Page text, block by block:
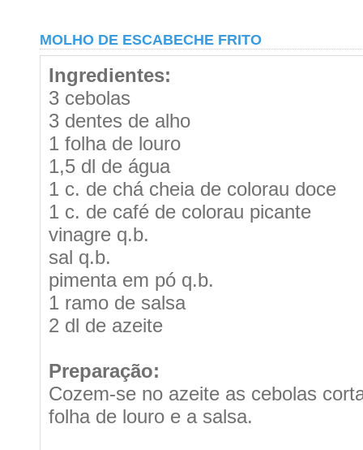
MOLHO DE ESCABECHE FRITO
Ingredientes:
3 cebolas
3 dentes de alho
1 folha de louro
1,5 dl de água
1 c. de chá cheia de colorau doce
1 c. de café de colorau picante
vinagre q.b.
sal q.b.
pimenta em pó q.b.
1 ramo de salsa
2 dl de azeite
Preparação:
Cozem-se no azeite as cebolas
folha de louro e a salsa.